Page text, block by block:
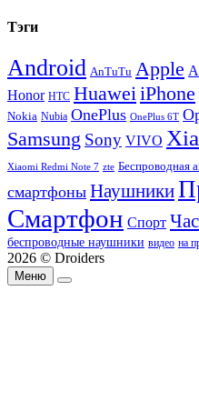
Тэги
Android AnTuTu Apple
Honor HTC HuaweiiPhone
Nokia Nubia OnePlus OnePlus 6T
Samsung Sony VIVO
Xiaomi Redmi Note 7 zte Беспроводная
смартфоны Наушники
Смартфон Спорт
беспроводные наушники видео на
2026 © Droiders
Меню